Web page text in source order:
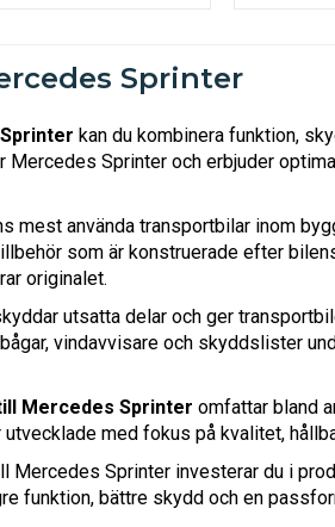
Sprinter
kan du kombinera funktion,
Sprinter och erbjuder
mest använda transportbilar inom
som är konstruerade efter
originalet.
utsatta delar och ger
vindavvisare och skyddslister
Mercedes Sprinter omfattar bland
med fokus på kvalitet,
Sprinter investerar du i
funktion, bättre skydd och en